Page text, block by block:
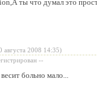
,А ты что думал это
августа 2008 14:35)
--
больно мало...